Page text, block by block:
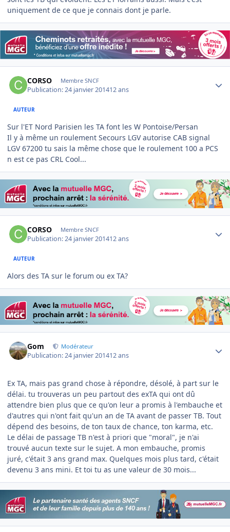
uniquement de ce que je connais dont je parle.
CORSO Membre SNCF
Publication:24 janvier 201412 ans
AUTEUR
Sur l'ET Nord Parisien les TA font les W Pontoise/Persan
Il y à même un roulement Secours LGV autorise CAB signal
LGV 67200 tu sais la même chose que le roulement 100 a PCS
n est ce pas CRL Cool...
CORSO Membre SNCF
Publication:24 janvier 201412 ans
AUTEUR
Alors des TA sur le forum ou ex TA?
Gom Modérateur
Publication:24 janvier 201412 ans
Ex TA, mais pas grand chose à répondre, désolé, à part sur le
délai. tu trouveras un peu partout des exTA qui ont dû
attendre bien plus que ce qu'on leur a promis à l'embauche et
d'autres qui n'ont fait qu'un an de TA avant de passer TB. Tout
dépend des besoins, de ton taux de chance, ton karma, etc.
Le délai de passage TB n'est à priori que "moral", je n'ai
trouvé aucun texte sur le sujet. A mon embauche, promis
juré, c'était 3 ans grand max. Quelques mois plus tard, c'était
devenu 3 ans mini. Et toi tu as une valeur de 30 mois...